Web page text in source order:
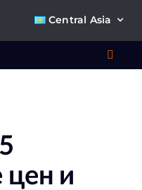
Central Asia
и